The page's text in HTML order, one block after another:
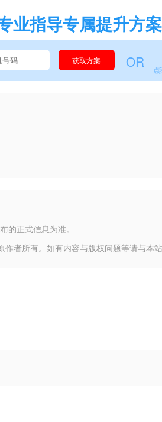
业指导专属提升方案
获取方案 OR 点
的正式信息为准。
者所有。如有内容与版权问题等请与本